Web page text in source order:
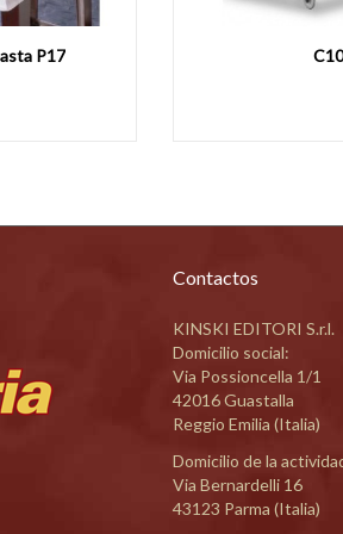
C300
Contactos
KINSKI EDITORI S.r.l.
Domicilio social:
Via Possioncella 1/1
42016 Guastalla
Reggio Emilia (Italia)
Domicilio de la
Via Bernardelli 16
43123 Parma (Italia)